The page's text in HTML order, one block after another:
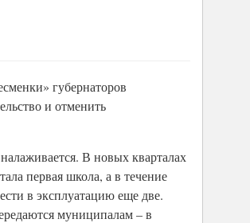
губернаторов
и отменить
В новых кварталах
первая школа, а в течение
в эксплуатацию еще две.
муниципалам – в